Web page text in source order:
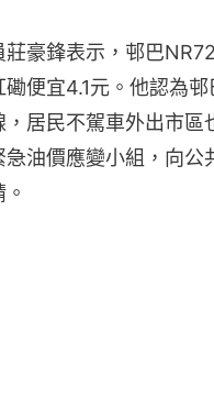
莊豪鋒表示，邨巴
磡便宜4.1元。他認為
，居民不駕車外出市
急油價應變小組，向